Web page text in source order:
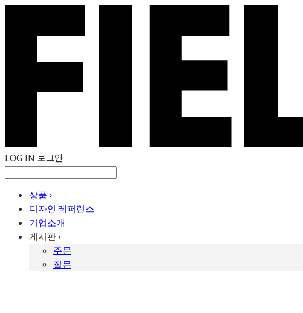
LOG IN 로그인
상품 ›
디자인 레퍼런스
기업소개
게시판 ›
주문
질문